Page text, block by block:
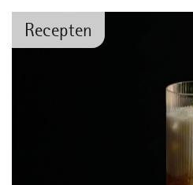
ongeëvenaarde grillprestaties en...
Recepten